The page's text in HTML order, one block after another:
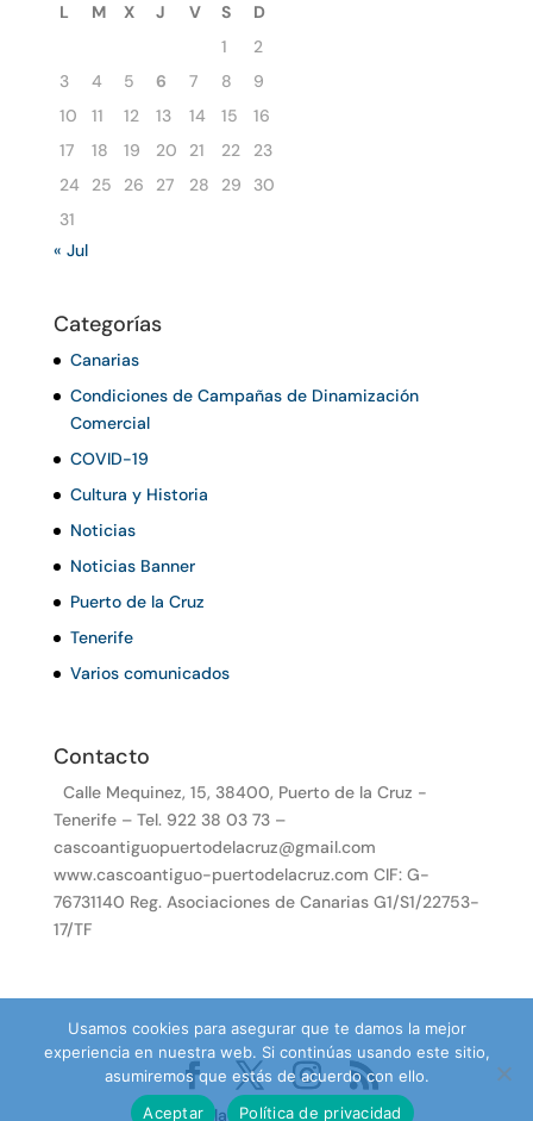
L M X J V S
D
1
2
3
4 5 6 7 8
9
10
11 12 13 14 15
16
17
18 19 20 21 22
23
24
25 26 27 28 29
30
31
« Jul
Categorías
Canarias
Condiciones de Campañas de Dinamización
Comercial
COVID-19
Cultura y Historia
Noticias
Noticias Banner
Puerto de la Cruz
Tenerife
Varios comunicados
Contacto
Calle Mequinez, 15, 38400, Puerto de la Cruz -
Tenerife – Tel. 922 38 03 73 –
cascoantiguopuertodelacruz@gmail.com
www.cascoantiguo-puertodelacruz.com CIF: G-
76731140 Reg. Asociaciones de Canarias G1/S1/22753-
17/TF
Desarrollado por TenePro.com
Usamos cookies para asegurar que te damos la mejor
experiencia en nuestra web. Si continúas usando este sitio,
asumiremos que estás de acuerdo con ello.
Aceptar
Política de privacidad